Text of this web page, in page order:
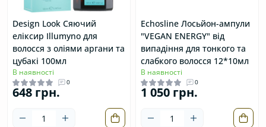
Design Look Сяючий
еліксир Illumyno для
волосся з оліями аргани та
цубакі 100мл
В наявності
0
648 грн.
Echosline Лосьйон-ампули
"VEGAN ENERGY" від
випадіння для тонкого та
слабкого волосся 12*10мл
В наявності
0
1 050 грн.